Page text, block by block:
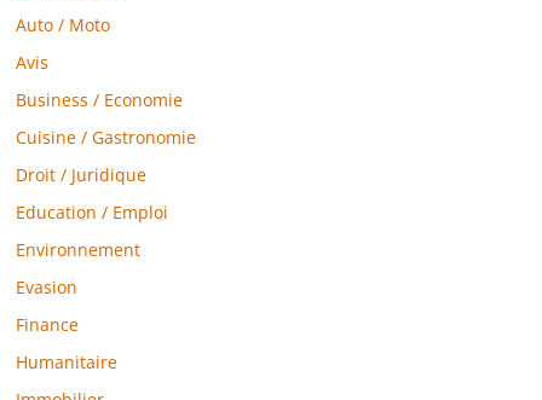
Auto / Moto
Avis
Business / Economie
Cuisine / Gastronomie
Droit / Juridique
Education / Emploi
Environnement
Evasion
Finance
Humanitaire